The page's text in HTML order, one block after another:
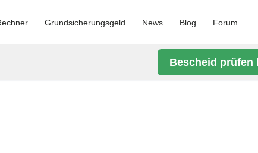
Grundsicherungsgeld News Blog Forum
Bescheid prüfen